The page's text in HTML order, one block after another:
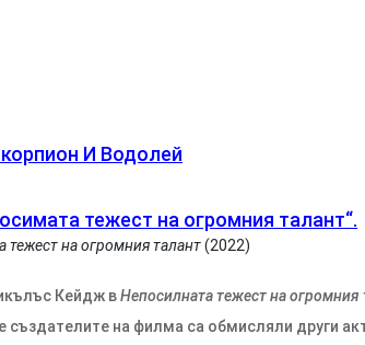
И Водолей
тежест на огромния талант(2022)
Кейдж вНепосилната тежест на огромния
създателите на филма са обмисляли други